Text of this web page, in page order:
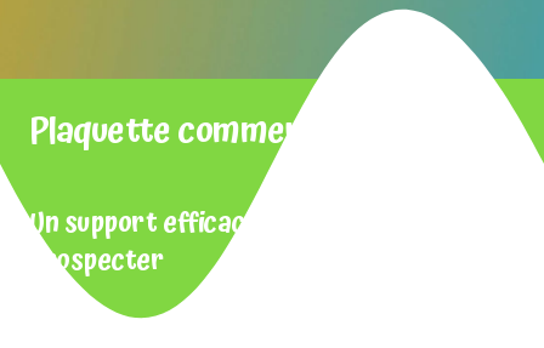
Plaquette commerciale
Un support efficace pour fidéliser et
prospecter